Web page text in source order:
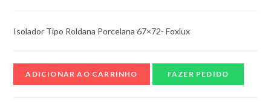
Isolador Tipo Roldana Porcelana 67×72- Foxlux
ADICIONAR AO CARRINHO FAZER PEDIDO